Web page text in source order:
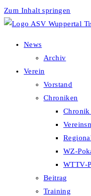
Zum Inhalt springen
News
Archiv
Verein
Vorstand
Chroniken
WZ-
WTTV-
Beitrag
Training